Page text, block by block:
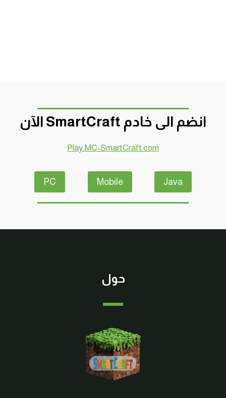
انضم الى خادم SmartCraft الآن
Play.MC-SmartCraft.com
Java
Mobile
PC
حول